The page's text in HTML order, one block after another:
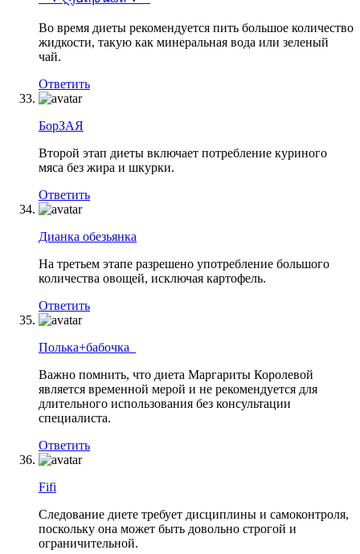
Во время диеты рекомендуется пить большое количество
жидкости, такую как минеральная вода или зеленый
чай.
Ответить
БорЗАЯ
Второй этап диеты включает потребление куриного
мяса без жира и шкурки.
Ответить
Дианка обезьянка
На третьем этапе разрешено употребление большого
количества овощей, исключая картофель.
Ответить
Полька+бабочка_
Важно помнить, что диета Маргариты Королевой
является временной мерой и не рекомендуется для
длительного использования без консультации
специалиста.
Ответить
Fifi
Следование диете требует дисциплины и самоконтроля,
поскольку она может быть довольно строгой и
ограничительной.